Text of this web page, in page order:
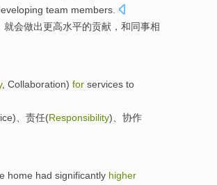
team members.
就会做出更高水平的贡献， 和同事相
, Collaboration) for services to
、 责任(Responsibility)、 协作
home had significantly higher